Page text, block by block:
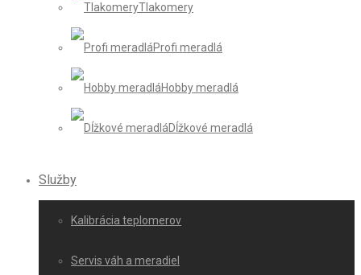
Tlakomery
Profi meradlá
Hobby meradlá
Dĺžkové meradlá
Služby
Kalibrácia teplomerov
Servis váh a meradiel